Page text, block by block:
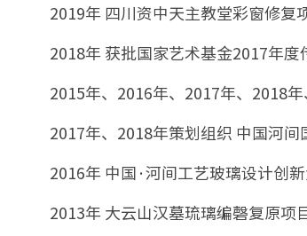
2019年 四川资中天主教堂彩窗修复
2018年 获批国家艺术基金2017年
2015年、2016年、2017年、2018
2017年、2018年策划组织 中国河
2016年 中国·河间工艺玻璃设计
2013年 大云山汉墓琉璃编磬复原项